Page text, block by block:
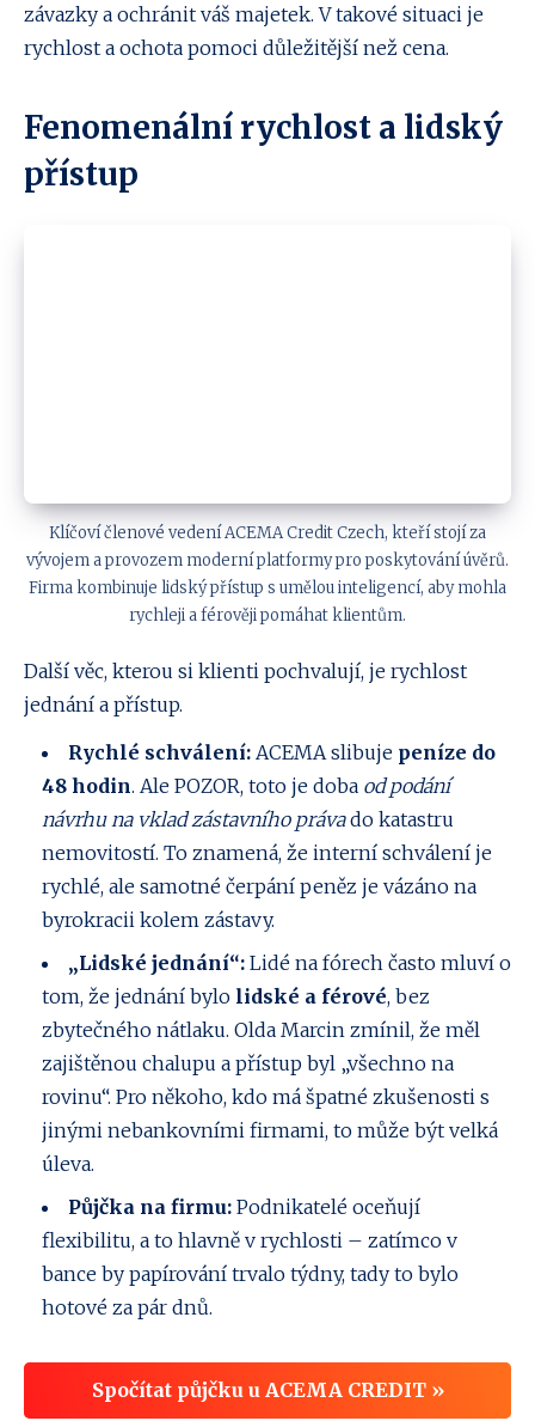
závazky a ochránit váš majetek. V takové situaci je
rychlost a ochota pomoci důležitější než cena.
Fenomenální rychlost a lidský
přístup
Klíčoví členové vedení ACEMA Credit Czech, kteří stojí za
vývojem a provozem moderní platformy pro poskytování úvěrů.
Firma kombinuje lidský přístup s umělou inteligencí, aby mohla
rychleji a férověji pomáhat klientům.
Další věc, kterou si klienti pochvalují, je rychlost
jednání a přístup.
Rychlé schválení: ACEMA slibuje peníze do
48 hodin. Ale POZOR, toto je doba od podání
návrhu na vklad zástavního právado katastru
nemovitostí. To znamená, že interní schválení je
rychlé, ale samotné čerpání peněz je vázáno na
byrokracii kolem zástavy.
„Lidské jednání“: Lidé na fórech často mluví o
tom, že jednání bylo lidské a férové, bez
zbytečného nátlaku. Olda Marcin zmínil, že měl
zajištěnou chalupu a přístup byl „všechno na
rovinu“. Pro někoho, kdo má špatné zkušenosti s
jinými nebankovními firmami, to může být velká
úleva.
Půjčka na firmu: Podnikatelé oceňují
flexibilitu, a to hlavně v rychlosti – zatímco v
bance by papírování trvalo týdny, tady to bylo
hotové za pár dnů.
Spočítat půjčku u ACEMA CREDIT »